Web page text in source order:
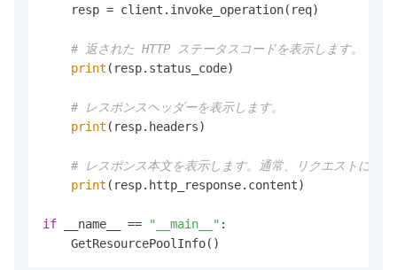
    resp = client.invoke_operation(req)
# 返された HTTP ステータスコードを表示します。
print (resp.status_code)
# レスポンスヘッダーを表示します。
print (resp.headers)
# レスポンス本文を表示します。通常、リクエストによ
print (resp.http_response.content)
if __name__ == "__main__" :
    GetResourcePoolInfo()